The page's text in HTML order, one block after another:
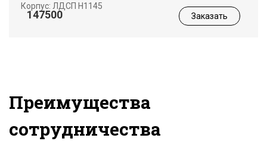
Корпус: ЛДСП Н1145
147500 Заказать
Преимущества
сотрудничества